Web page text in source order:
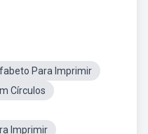
Para Imprimir
Círculos
Imprimir